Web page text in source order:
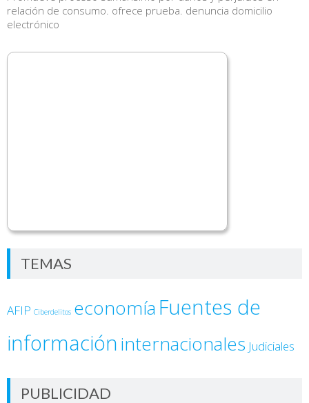
relación de consumo. ofrece prueba. denuncia domicilio
electrónico
TEMAS
AFIP Ciberdelitos economía Fuentes de
informacióninternacionales Judiciales
PUBLICIDAD